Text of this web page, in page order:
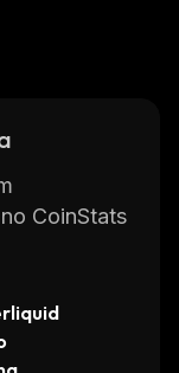
CoinStats